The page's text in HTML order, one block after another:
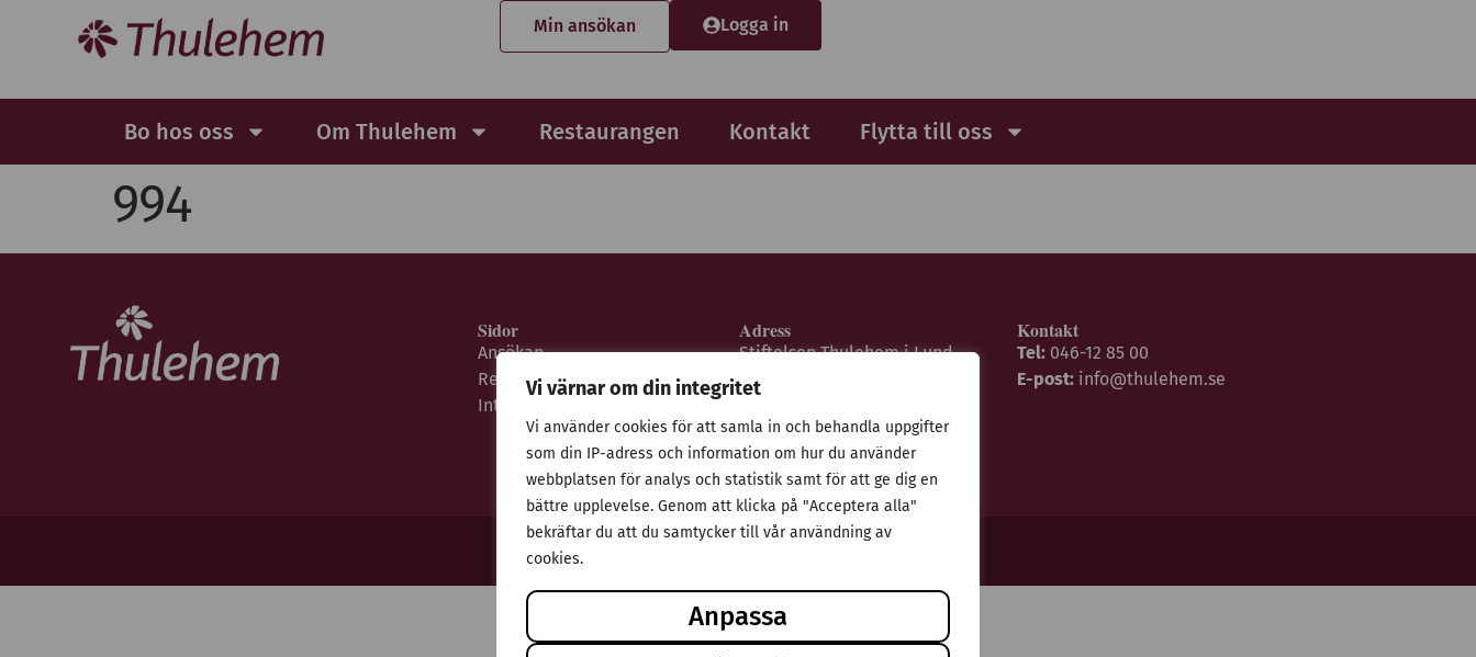
Vi värnar om din integritet
Vi använder cookies för att samla in och behandla uppgifter
som din IP-adress och information om hur du använder
webbplatsen för analys och statistik samt för att ge dig en
bättre upplevelse. Genom att klicka på "Acceptera alla"
bekräftar du att du samtycker till vår användning av
cookies.
Anpassa
Min ansökan Logga in
Bo hos oss Om Thulehem Restaurangen Kontakt Flytta till oss
994
Sidor
Ansökan
Restaurangen
Integritetspolicy
Adress
Stiftelsen Thulehem i Lund
Thulehemsvägen 40
Kontakt
Tel: 046-12 85 00
E-post: info@thulehem.se
© Stiftelsen Thulehem 2025